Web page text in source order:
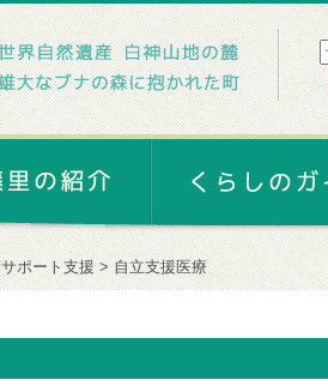
サポート支援 自立支援医療